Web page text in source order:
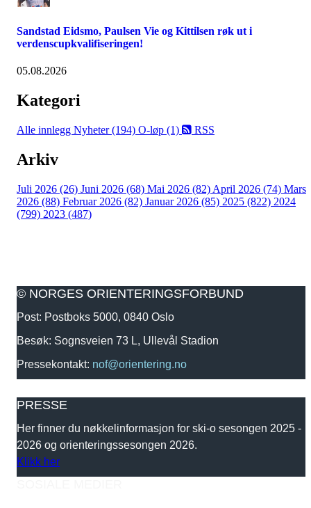
Sandstad Eidsmo, Paulsen Vie og Kittilsen røk ut i
verdenscupkvalifiseringen!
05.08.2026
Kategori
Alle innlegg Nyheter (194) O-løp (1) RSS
Arkiv
Juli 2026 (26) Juni 2026 (68) Mai 2026 (82) April 2026 (74) Mars
2026 (88) Februar 2026 (82) Januar 2026 (85) 2025 (822) 2024
(799) 2023 (487)
© NORGES ORIENTERINGSFORBUND
Post: Postboks 5000, 0840 Oslo
Besøk: Sognsveien 73 L, Ullevål Stadion
Pressekontakt: nof@orientering.no
PRESSE
Her finner du nøkkelinformasjon for ski-o sesongen 2025 -
2026 og orienteringssesongen 2026.
Klikk her